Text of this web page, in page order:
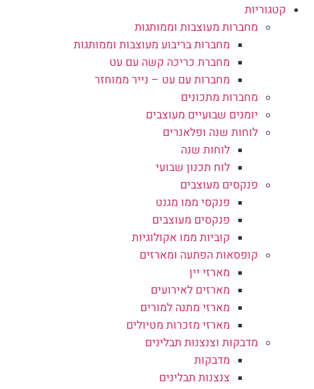
קטגוריות
מחברות מעוצבות וממותגות
מחברות בריבוע מעוצבות וממותגות
מחברת כריכה קשה עם עט
מחברות עם עט – נייר ממוחזר
מחברות מתכונים
יומנים שבועיים מעוצבים
לוחות שנה ופלאנרים
לוחות שנה
לוח תכנון שבועי
פנקסים מעוצבים
פנקסי ממו מגנט
פנקסים מעוצבים
קוביות ממו אקולוגיות
קופסאות הפתעה ומארזים
מארזי יין
מארזים לאירועים
מארזי מתנה למורים
מארזי מזכרות מטיולים
מדבקות וצנצנות תבלינים
מדבקות
צנצנות תבלינים